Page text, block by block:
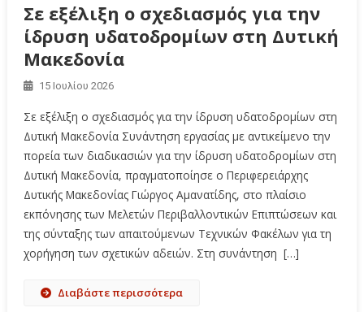
Σε εξέλιξη ο σχεδιασμός για την
ίδρυση υδατοδρομίων στη Δυτική
Μακεδονία
15 Ιουλίου 2026
Σε εξέλιξη ο σχεδιασμός για την ίδρυση υδατοδρομίων στη
Δυτική Μακεδονία Συνάντηση εργασίας με αντικείμενο την
πορεία των διαδικασιών για την ίδρυση υδατοδρομίων στη
Δυτική Μακεδονία, πραγματοποίησε ο Περιφερειάρχης
Δυτικής Μακεδονίας Γιώργος Αμανατίδης, στο πλαίσιο
εκπόνησης των Μελετών Περιβαλλοντικών Επιπτώσεων και
της σύνταξης των απαιτούμενων Τεχνικών Φακέλων για τη
χορήγηση των σχετικών αδειών. Στη συνάντηση […]
Διαβάστε περισσότερα